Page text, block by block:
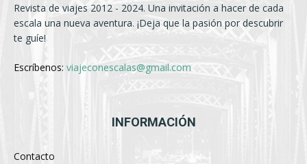
Revista de viajes 2012 - 2024. Una invitación a hacer de cada
escala una nueva aventura. ¡Deja que la pasión por descubrir
te guíe!
Escríbenos: viajeconescalas@gmail.com
INFORMACIÓN
Contacto